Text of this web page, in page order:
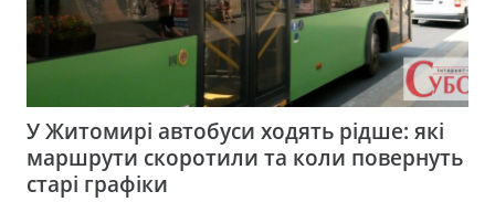
У Житомирі автобуси ходять рідше: які
маршрути скоротили та коли повернуть
старі графіки